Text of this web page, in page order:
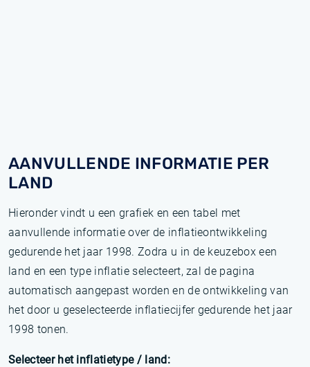
AANVULLENDE INFORMATIE PER
LAND
Hieronder vindt u een grafiek en een tabel met
aanvullende informatie over de inflatieontwikkeling
gedurende het jaar 1998. Zodra u in de keuzebox een
land en een type inflatie selecteert, zal de pagina
automatisch aangepast worden en de ontwikkeling van
het door u geselecteerde inflatiecijfer gedurende het jaar
1998 tonen.
Selecteer het inflatietype / land: